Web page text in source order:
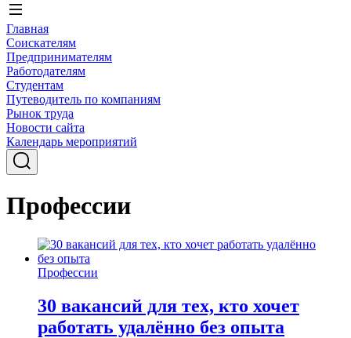
Главная
Соискателям
Предпринимателям
Работодателям
Студентам
Путеводитель по компаниям
Рынок труда
Новости сайта
Календарь мероприятий
Профессии
Профессии
30 вакансий для тех, кто хочет
работать удалённо без опыта